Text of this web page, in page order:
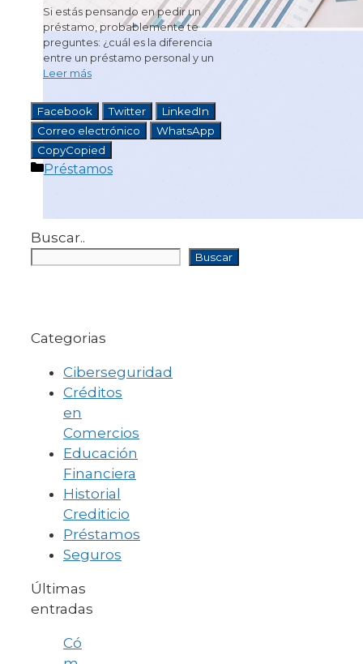
Si estás pensando en pedir un
préstamo, probablemente te
preguntes: ¿cuál es la diferencia
entre un préstamo personal y un
Leer más
Facebook Twitter
LinkedIn
Correo electrónico
WhatsApp
CopyCopied
Categorías
Préstamos
Buscar..
Buscar
Categorias
Ciberseguridad
Créditos
en
Comercios
Educación
Financiera
Historial
Crediticio
Préstamos
Seguros
Últimas
entradas
Có